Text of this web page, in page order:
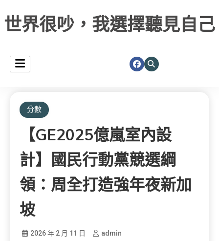
世界很吵，我選擇聽見自己
分數
【GE2025億嵐室內設
計】國民行動黨競選綱
領：周全打造強年夜新加
坡
2026 年 2 月 11 日 admin